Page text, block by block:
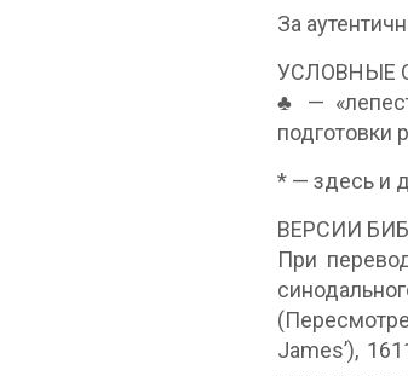
За
УСЛОВНЫЕ
♣ —
подготовки
* — здесь и
ВЕРСИИ
При
James’),